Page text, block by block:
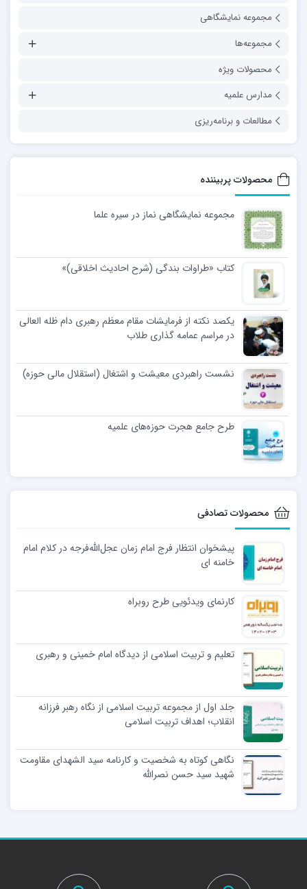
مجموعه نمایشگاهی
مجموعه‌ها
محصولات ویژه
مدارس علمیه
مطالعات و برنامه‌ریزی
محصولات پربیننده
مجموعه نمایشگاهی نماز در سیره علما
کتاب «طراوات بندگی (شرح احادیث اخلاقی)»
یکصد نکته از فرمایشات مقام معظم رهبری دام ظله العالی
در مراسم عمامه گذاری طلاب
نشست راهبردی معیشت و اشتغال (استقلال مالی حوزه)
طرح جامع هجرت حوزه‌های علمیه
محصولات تصادفی
پیشخوان انتظار فرج امام زمان عجل‌الله‌فرجه در کلام امام
خامنه ای
کارنمای ویدئویی طرح روبراه
تعلیم و تربیت اسلامی از دیدگاه امام خمینی و رهبری
جلد اول از مجموعه تربیت اسلامی از نگاه رهبر فرزانه
انقلاب؛ اهداف تربیت اسلامی
نگاهی کوتاه به شخصیت و کارنامه سید الشهدای مقاومت
شهید سید حسن نصرالله